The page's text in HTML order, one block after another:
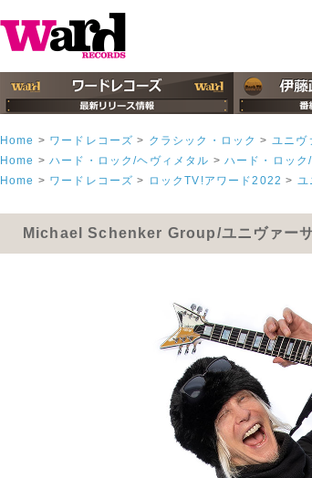
Home > ワードレコーズ > クラシック・ロック >
ユニヴ
Home > ハード・ロック/ヘヴィメタル > ハード・ロック
Home > ワードレコーズ > ロックTV!アワード2022 >
Michael Schenker Group/ユニヴァーサ